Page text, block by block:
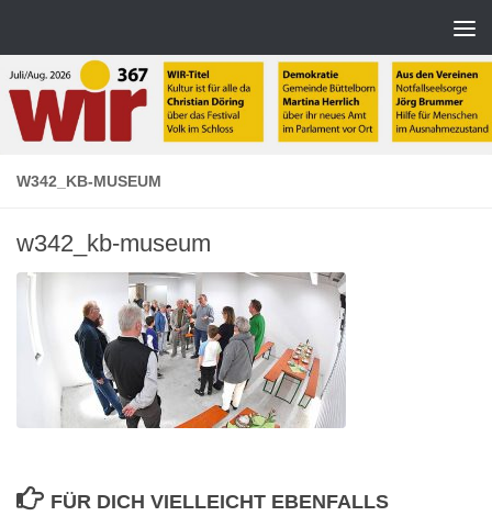
W342_KB-MUSEUM
w342_kb-museum
FÜR DICH VIELLEICHT EBENFALLS